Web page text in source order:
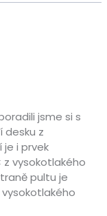
jsme si s
desku z
je i prvek
vysokotlakého
pultu je